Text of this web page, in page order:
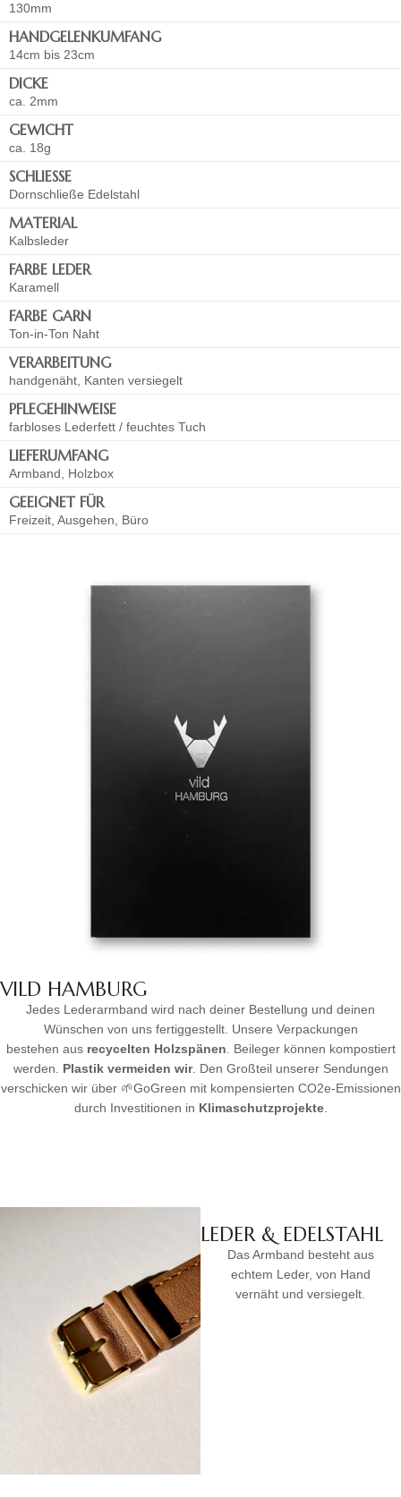
130mm
HANDGELENKUMFANG
14cm bis 23cm
DICKE
ca. 2mm
GEWICHT
ca. 18g
SCHLIESSE
Dornschließe Edelstahl
MATERIAL
Kalbsleder
FARBE LEDER
Karamell
FARBE GARN
Ton-in-Ton Naht
VERARBEITUNG
handgenäht, Kanten versiegelt
PFLEGEHINWEISE
farbloses Lederfett / feuchtes Tuch
LIEFERUMFANG
Armband, Holzbox
GEEIGNET FÜR
Freizeit, Ausgehen, Büro
VILD HAMBURG
Jedes Lederarmband wird nach deiner Bestellung und deinen
Wünschen von uns fertiggestellt. Unsere Verpackungen
bestehen aus recycelten Holzspänen . Beileger können kompostiert
werden. Plastik vermeiden wir. Den Großteil unserer Sendungen
verschicken wir über 🌱GoGreen mit kompensierten CO2e-Emissionen
durch Investitionen in Klimaschutzprojekte.
LEDER & EDELSTAHL
Das Armband besteht aus
echtem Leder, von Hand
vernäht und versiegelt.